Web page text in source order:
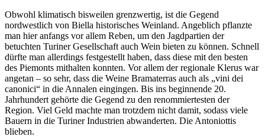
Obwohl klimatisch bisweilen grenzwertig, ist die Gegend
nordwestlich von Biella historisches Weinland. Angeblich pflanzte
man hier anfangs vor allem Reben, um den Jagdpartien der
betuchten Turiner Gesellschaft auch Wein bieten zu können. Schnell
dürfte man allerdings festgestellt haben, dass diese mit den besten
des Piemonts mithalten konnten. Vor allem der regionale Klerus war
angetan – so sehr, dass die Weine Bramaterras auch als „vini dei
canonici“ in die Annalen eingingen. Bis ins beginnende 20.
Jahrhundert gehörte die Gegend zu den renommiertesten der
Region. Viel Geld machte man trotzdem nicht damit, sodass viele
Bauern in die Turiner Industrien abwanderten. Die Antoniottis
blieben.